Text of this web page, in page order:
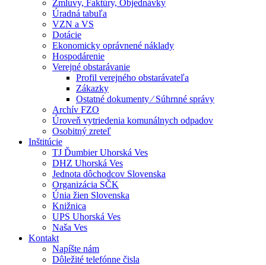
Zmluvy, Faktúry, Objednávky
Úradná tabuľa
VZN a VS
Dotácie
Ekonomicky oprávnené náklady
Hospodárenie
Verejné obstarávanie
Profil verejného obstarávateľa
Zákazky
Ostatné dokumenty ⁄ Súhrnné správy
Archív FZO
Úroveň vytriedenia komunálnych odpadov
Osobitný zreteľ
Inštitúcie
TJ Ďumbier Uhorská Ves
DHZ Uhorská Ves
Jednota dôchodcov Slovenska
Organizácia SČK
Únia žien Slovenska
Knižnica
UPS Uhorská Ves
Naša Ves
Kontakt
Napíšte nám
Dôležité telefónne čisla